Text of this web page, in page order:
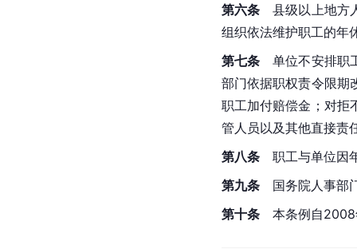
第六条 县级以上地方
组织依法维护职工的年
第七条 单位不安排职
部门依据职权责令限期
职工加付赔偿金；对拒
管人员以及其他直接责
第八条 职工与单位因
第九条 国务院人事部
第十条 本条例自2008